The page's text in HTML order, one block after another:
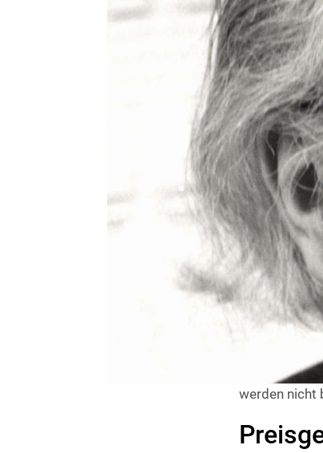
Folgende
Ziel:
Eine
aus einer
Die
sein. Es liegt
Dauer:
Die Dauer
Form
Es steht der
solange
werden nicht